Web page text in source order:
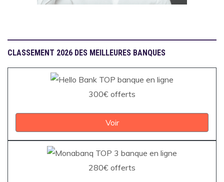
CLASSEMENT 2026 DES MEILLEURES BANQUES
300€ offerts
Voir
280€ offerts